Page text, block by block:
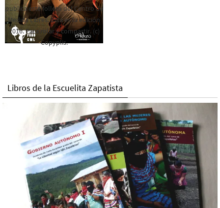
publica este folleto del Centro de
Medios Libres. Esta es la edición
2016. Para rolar y compartir. (c)
Copyplis.
Libros de la Escuelita Zapatista